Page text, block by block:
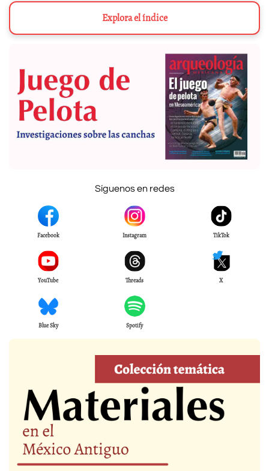
Explora el índice
Síguenos en redes
Facebook Instagram TikTok
YouTube Threads X
Blue Sky Spotify